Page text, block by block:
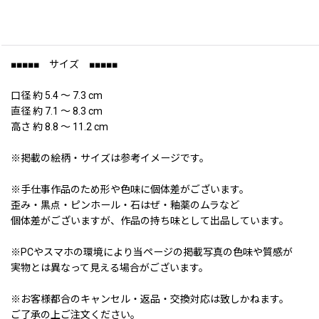
■■■■■ サイズ ■■■■■
口径 約 5.4 〜 7.3 cm
直径 約 7.1 〜 8.3 cm
高さ 約 8.8 〜 11.2 cm
※掲載の絵柄・サイズは参考イメージです。
※手仕事作品のため形や色味に個体差がございます。
歪み・黒点・ピンホール・石はぜ・釉薬のムラなど
個体差がございますが、作品の持ち味として出品しています。
※PCやスマホの環境により当ページの掲載写真の色味や質感が
実物とは異なって見える場合がございます。
※お客様都合のキャンセル・返品・交換対応は致しかねます。
ご了承の上ご注文ください。